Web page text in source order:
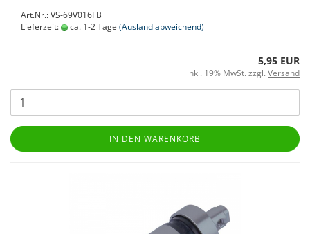
Art.Nr.: VS-69V016FB
Lieferzeit:
ca. 1-2 Tage (Ausland abweichend)
5,95 EUR
inkl. 19% MwSt. zzgl. Versand
IN DEN WARENKORB